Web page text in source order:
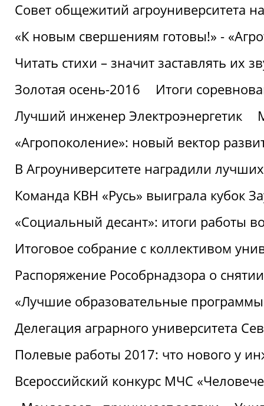
Совет общежитий агроуниверситета
«К новым свершениям готовы!» -
Читать стихи – значит заставлять их
Золотая осень-2016
Итоги
Лучший инженер Электроэнергетик
«Агропоколение»: новый вектор
В Агроуниверситете наградили
Команда КВН «Русь» выиграла кубок
«Социальный десант»: итоги работы
Итоговое собрание с коллективом
Распоряжение Рособрнадзора о
«Лучшие образовательные
Делегация аграрного университета
Полевые работы 2017: что нового у
Всероссийский конкурс МЧС